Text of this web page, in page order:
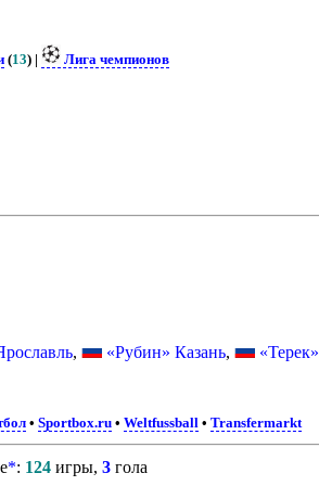
(13) | Лига чемпионов
, «Рубин» Казань, «Терек»
• Sportbox.ru • Weltfussball • Transfermarkt
*: 124 игры, 3 гола